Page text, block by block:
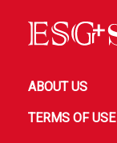
ABOUT US
TERMS OF USE